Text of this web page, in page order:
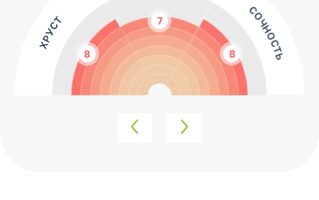
8
ХРУСТ 7
8СОЧНОСТЬ